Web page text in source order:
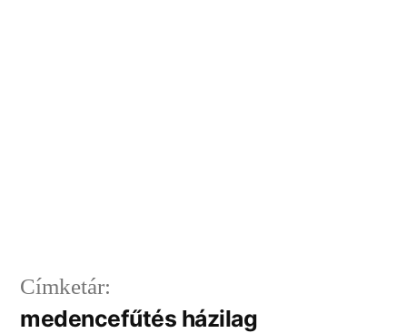
Címketár:
medencefűtés házilag